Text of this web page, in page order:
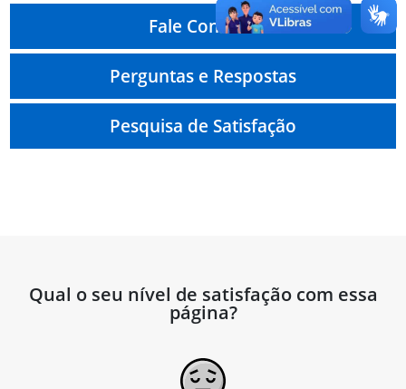
Fale Conosco
Perguntas e Respostas
Pesquisa de Satisfação
Qual o seu nível de satisfação com essa
página?